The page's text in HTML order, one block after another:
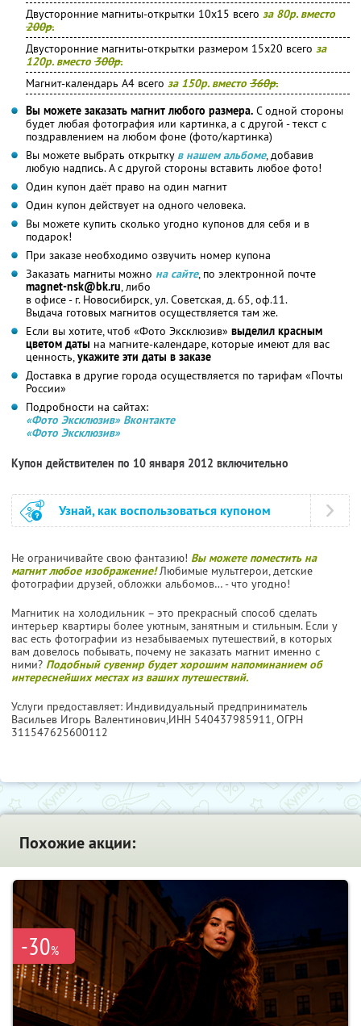
Двусторонние магниты-открытки 10х15 всего за 80р. вместо
200р.
Двусторонние магниты-открытки размером 15х20 всего за
120р. вместо 300р.
Магнит-календарь А4 всего за 150р. вместо 360р.
Вы можете заказать магнит любого размера. С одной стороны
будет любая фотография или картинка, а с другой - текст с
поздравлением на любом фоне (фото/картинка)
Вы можете выбрать открытку в нашем альбоме, добавив
любую надпись. А с другой стороны вставить любое фото!
Один купон даёт право на один магнит
Один купон действует на одного человека.
Вы можете купить сколько угодно купонов для себя и в
подарок!
При заказе необходимо озвучить номер купона
Заказать магниты можно на сайте, по электронной почте
magnet-nsk@bk.ru, либо
в офисе - г. Новосибирск, ул. Советская, д. 65, оф.11.
Выдача готовых магнитов осуществляется там же.
Если вы хотите, чтоб «Фото Эксклюзив» выделил красным
цветом даты на магните-календаре, которые имеют для вас
ценность,укажите эти даты в заказе
Доставка в другие города осуществляется по тарифам «Почты
России»
Подробности на сайтах:
«Фото Эксклюзив» Вконтакте
«Фото Эксклюзив»
Купон действителен по 10 января 2012 включительно
Узнай, как воспользоваться купоном
Не ограничивайте свою фантазию! Вы можете поместить на
магнит любое изображение!Любимые мультгерои, детские
фотографии друзей, обложки альбомов… - что угодно!
Магнитик на холодильник – это прекрасный способ сделать
интерьер квартиры более уютным, занятным и стильным. Если у
вас есть фотографии из незабываемых путешествий, в которых
вам довелось побывать, почему не заказать магнит именно с
ними? Подобный сувенир будет хорошим напоминанием об
интереснейших местах из ваших путешествий.
Услуги предоставляет: Индивидуальный предприниматель
Васильев Игорь Валентинович,ИНН 540437985911, ОГРН
311547625600112
Похожие акции:
-30%